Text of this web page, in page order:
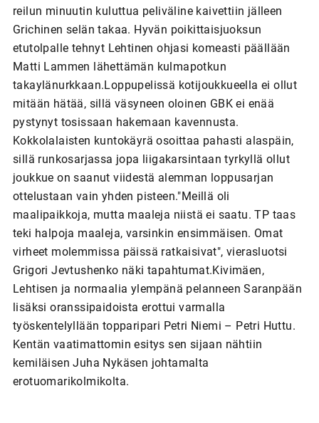
reilun minuutin kuluttua peliväline kaivettiin jälleen
Grichinen selän takaa. Hyvän poikittaisjuoksun
etutolpalle tehnyt Lehtinen ohjasi komeasti päällään
Matti Lammen lähettämän kulmapotkun
takaylänurkkaan.Loppupelissä kotijoukkueella ei ollut
mitään hätää, sillä väsyneen oloinen GBK ei enää
pystynyt tosissaan hakemaan kavennusta.
Kokkolalaisten kuntokäyrä osoittaa pahasti alaspäin,
sillä runkosarjassa jopa liigakarsintaan tyrkyllä ollut
joukkue on saanut viidestä alemman loppusarjan
ottelustaan vain yhden pisteen."Meillä oli
maalipaikkoja, mutta maaleja niistä ei saatu. TP taas
teki halpoja maaleja, varsinkin ensimmäisen. Omat
virheet molemmissa päissä ratkaisivat", vierasluotsi
Grigori Jevtushenko näki tapahtumat.Kivimäen,
Lehtisen ja normaalia ylempänä pelanneen Saranpään
lisäksi oranssipaidoista erottui varmalla
työskentelyllään topparipari Petri Niemi – Petri Huttu.
Kentän vaatimattomin esitys sen sijaan nähtiin
kemiläisen Juha Nykäsen johtamalta
erotuomarikolmikolta.